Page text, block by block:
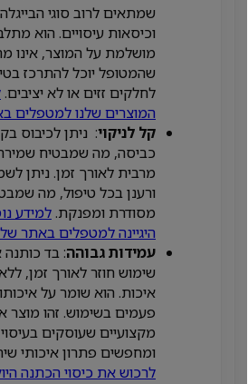
שמתאים לרוב סוגי
וכיסאות עיסויים. הוא
מושלמת על המוצר, אינו
שהמטופל יוכל להתרכז
לחלקים זזים או לא יציבים.
המוצרים שלנו למטפלים
קל לניקוי: ניתן לכיבוס
כביסה, מה שמבטיח שמירה
מרבית לאורך זמן. ניתן
ורענן בכל טיפול, מה
מסודרת ומפנקת. למידע
היגיינה למטפלים באתר
עמידות גבוהה: בד כותנה
שימוש חוזר לאורך זמן,
איכות. הוא שומר על
פעמים בשימוש. זהו מוצר
מקצועיים שעוסקים בעיסוי
ומחפשים פתרון איכותי
לרכוש את כיסוי הכתנה